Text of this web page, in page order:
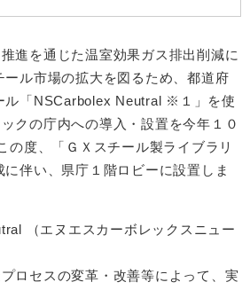
進を通じた温室効果ガス排出削減に
ル市場の拡大を図るため、都道府
ル「NSCarbolex Neutral ※１」を使
クの庁内への導入・設置を今年１０
の度、「ＧＸスチール製ライブラリ
伴い、県庁１階ロビーに設置しま
（エヌエスカーボレックスニュー
セスの変革・改善等によって、実